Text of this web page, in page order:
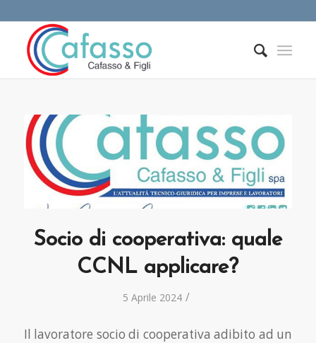
Socio di cooperativa: quale
CCNL applicare?
5 Aprile 2024 /
Il lavoratore socio di cooperativa adibito ad un